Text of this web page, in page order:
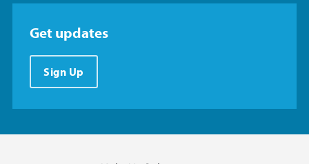
Get updates
Sign Up